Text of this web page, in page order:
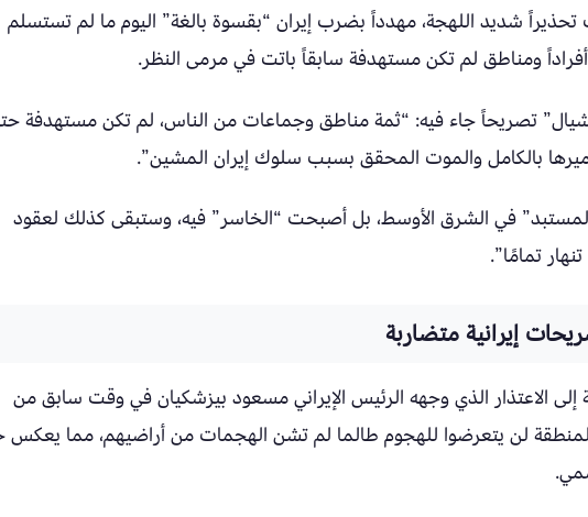
تحذيراً شديد اللهجة، مهدداً بضرب إيران “بقسوة بالغة” اليوم ما لم تستسلم
ومناطق لم تكن مستهدفة سابقاً باتت في مرمى النظر.
تصريحاً جاء فيه: “ثمة مناطق وجماعات من الناس، لم تكن مستهدفة
بالكامل والموت المحقق بسبب سلوك إيران المشين”.
في الشرق الأوسط، بل أصبحت “الخاسر” فيه، وستبقى كذلك لعقود
تمامًا”.
إيرانية متضاربة
الاعتذار الذي وجهه الرئيس الإيراني مسعود بيزشكيان في وقت سابق من
لن يتعرضوا للهجوم طالما لم تشن الهجمات من أراضيهم، مما يعكس